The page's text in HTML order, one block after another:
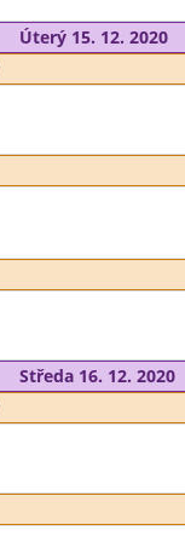
Úterý 15. 12. 2020
Středa 16. 12. 2020